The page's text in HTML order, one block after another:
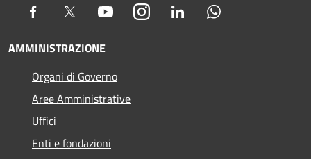
Facebook Twitter YoutubeInstagram LinkedIn
AMMINISTRAZIONE
Organi di Governo
Aree Amministrative
Uffici
Enti e fondazioni